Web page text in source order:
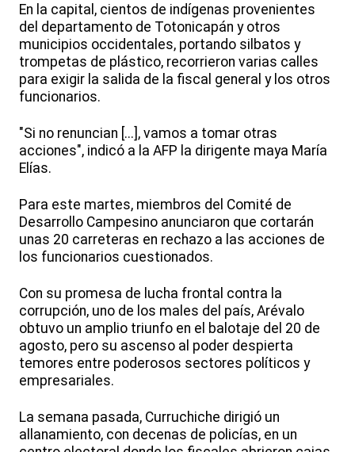
En la capital, cientos de indígenas provenientes
del departamento de Totonicapán y otros
municipios occidentales, portando silbatos y
trompetas de plástico, recorrieron varias calles
para exigir la salida de la fiscal general y los otros
funcionarios.
"Si no renuncian [...], vamos a tomar otras
acciones", indicó a la AFP la dirigente maya María
Elías.
Para este martes, miembros del Comité de
Desarrollo Campesino anunciaron que cortarán
unas 20 carreteras en rechazo a las acciones de
los funcionarios cuestionados.
Con su promesa de lucha frontal contra la
corrupción, uno de los males del país, Arévalo
obtuvo un amplio triunfo en el balotaje del 20 de
agosto, pero su ascenso al poder despierta
temores entre poderosos sectores políticos y
empresariales.
La semana pasada, Curruchiche dirigió un
allanamiento, con decenas de policías, en un